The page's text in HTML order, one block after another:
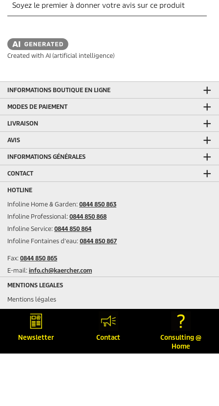
Newsletter Contact
Consulting @
Home
Created with AI (artificial intelligence)
INFORMATIONS BOUTIQUE EN LIGNE
MODES DE PAIEMENT
LIVRAISON
AVIS
INFORMATIONS GÉNÉRALES
CONTACT
HOTLINE
Infoline Home & Garden: 0844 850 863
Infoline Professional: 0844 850 868
Infoline Service: 0844 850 864
Infoline Fontaines d'eau: 0844 850 867
Fax: 0844 850 865
E-mail: info.ch@kaercher.com
MENTIONS LEGALES
Mentions légales
Protection des données
Conditions de garantie
Plan du site